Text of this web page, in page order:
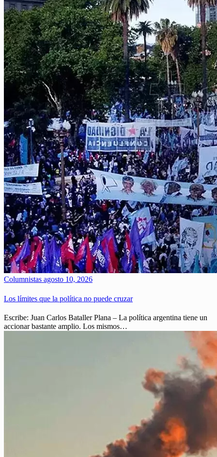
Columnistas agosto 10, 2026
Los límites que la política no puede cruzar
Escribe: Juan Carlos Bataller Plana – La política argentina tiene un
accionar bastante amplio. Los mismos…